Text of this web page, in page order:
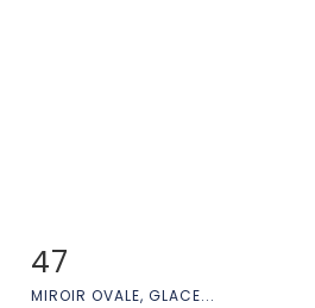
Fiche détaillée
47
MIROIR OVALE, GLACE...